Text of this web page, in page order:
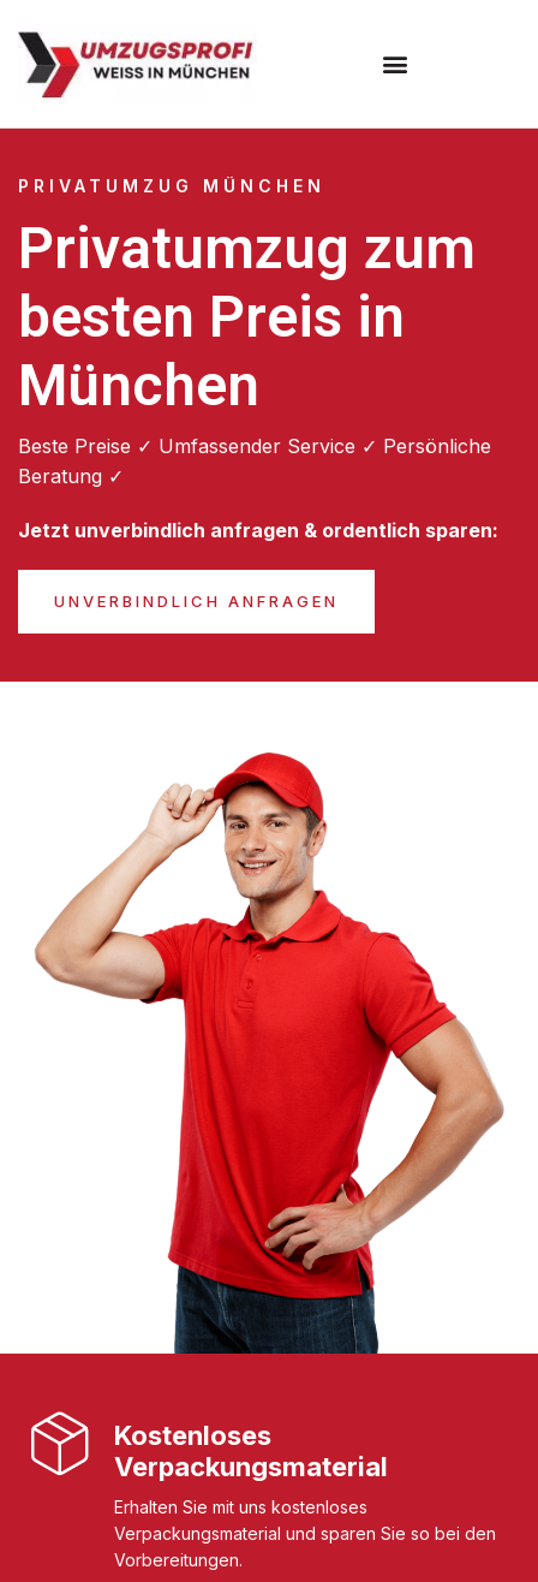
PRIVATUMZUG MÜNCHEN
Privatumzug zum
besten Preis in
München
Beste Preise ✓ Umfassender Service ✓ Persönliche
Beratung ✓
Jetzt unverbindlich anfragen & ordentlich sparen:
UNVERBINDLICH ANFRAGEN
Kostenloses
Verpackungsmaterial
Erhalten Sie mit uns kostenloses
Verpackungsmaterial und sparen Sie so bei den
Vorbereitungen.